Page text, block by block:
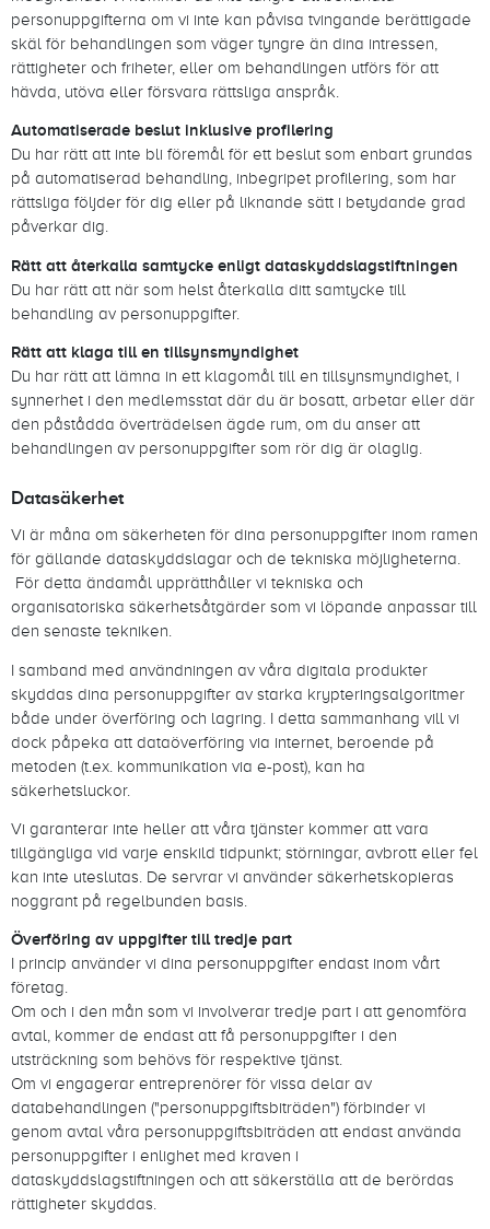
personuppgifterna om vi inte kan påvisa tvingande berättigade
skäl för behandlingen som väger tyngre än dina intressen,
rättigheter och friheter, eller om behandlingen utförs för att
hävda, utöva eller försvara rättsliga anspråk.
Automatiserade beslut inklusive profilering
Du har rätt att inte bli föremål för ett beslut som enbart grundas
på automatiserad behandling, inbegripet profilering, som har
rättsliga följder för dig eller på liknande sätt i betydande grad
påverkar dig.
Rätt att återkalla samtycke enligt dataskyddslagstiftningen
Du har rätt att när som helst återkalla ditt samtycke till
behandling av personuppgifter.
Rätt att klaga till en tillsynsmyndighet
Du har rätt att lämna in ett klagomål till en tillsynsmyndighet, i
synnerhet i den medlemsstat där du är bosatt, arbetar eller där
den påstådda överträdelsen ägde rum, om du anser att
behandlingen av personuppgifter som rör dig är olaglig.
Datasäkerhet
Vi är måna om säkerheten för dina personuppgifter inom ramen
för gällande dataskyddslagar och de tekniska möjligheterna.
För detta ändamål upprätthåller vi tekniska och
organisatoriska säkerhetsåtgärder som vi löpande anpassar till
den senaste tekniken.
I samband med användningen av våra digitala produkter
skyddas dina personuppgifter av starka krypteringsalgoritmer
både under överföring och lagring. I detta sammanhang vill vi
dock påpeka att dataöverföring via internet, beroende på
metoden (t.ex. kommunikation via e-post), kan ha
säkerhetsluckor.
Vi garanterar inte heller att våra tjänster kommer att vara
tillgängliga vid varje enskild tidpunkt; störningar, avbrott eller fel
kan inte uteslutas. De servrar vi använder säkerhetskopieras
noggrant på regelbunden basis.
Överföring av uppgifter till tredje part
I princip använder vi dina personuppgifter endast inom vårt
företag.
Om och i den mån som vi involverar tredje part i att genomföra
avtal, kommer de endast att få personuppgifter i den
utsträckning som behövs för respektive tjänst.
Om vi engagerar entreprenörer för vissa delar av
databehandlingen ("personuppgiftsbiträden") förbinder vi
genom avtal våra personuppgiftsbiträden att endast använda
personuppgifter i enlighet med kraven i
dataskyddslagstiftningen och att säkerställa att de berördas
rättigheter skyddas.